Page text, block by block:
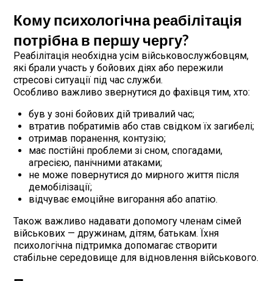
Кому психологічна реабілітація
потрібна в першу чергу?
Реабілітація необхідна усім військовослужбовцям,
які брали участь у бойових діях або пережили
стресові ситуації під час служби.
Особливо важливо звернутися до фахівця тим, хто:
був у зоні бойових дій тривалий час;
втратив побратимів або став свідком їх загибелі;
отримав поранення, контузію;
має постійні проблеми зі сном, спогадами,
агресією, панічними атаками;
не може повернутися до мирного життя після
демобілізації;
відчуває емоційне вигорання або апатію.
Також важливо надавати допомогу членам сімей
військових — дружинам, дітям, батькам. Їхня
психологічна підтримка допомагає створити
стабільне середовище для відновлення військового.